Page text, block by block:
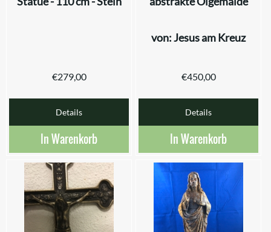
€279,00
Details
In Warenkorb
von: Jesus am Kreuz
€450,00
Details
In Warenkorb